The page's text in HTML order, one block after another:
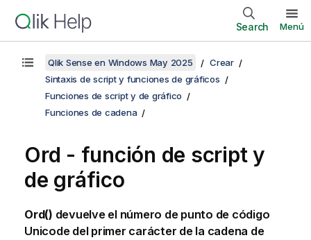
Search Menú
Qlik Sense en Windows May 2025
Crear
Sintaxis de script y funciones de gráficos
Funciones de script y de gráfico
Funciones de cadena
Ord - función de script y
de gráfico
Ord() devuelve el número de punto de código
Unicodedel primer carácter de la cadena de